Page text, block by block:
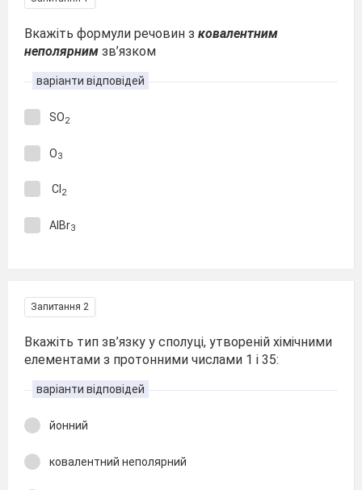
Вкажіть формули речовин з ковалентним
неполярним зв’язком
варіанти відповідей
SO2
O3
Cl 2
AlBr3
Запитання 2
Вкажіть тип зв’язку у сполуці, утвореній хімічними
елементами з протонними числами 1 і 35:
варіанти відповідей
йонний
ковалентний неполярний